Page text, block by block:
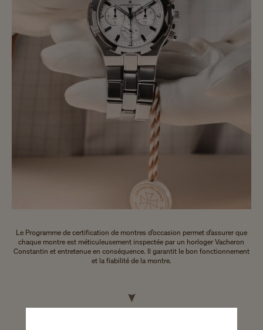
Le Programme de certification de montres d’occasion permet d’assurer que
chaque montre est méticuleusement inspectée par un horloger Vacheron
Constantin et entretenue en conséquence. Il garantit le bon fonctionnement
et la fiabilité de la montre.